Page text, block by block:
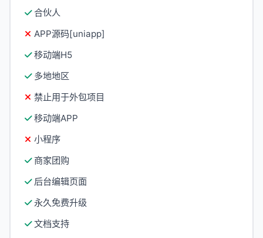
合伙人
APP源码[uniapp]
移动端H5
多地地区
禁止用于外包项目
移动端APP
小程序
商家团购
后台编辑页面
永久免费升级
文档支持